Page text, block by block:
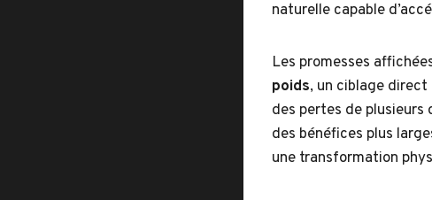
naturelle capable
Les promesses
poids, un ciblage
des pertes de plusieurs
des bénéfices plus
une transformation